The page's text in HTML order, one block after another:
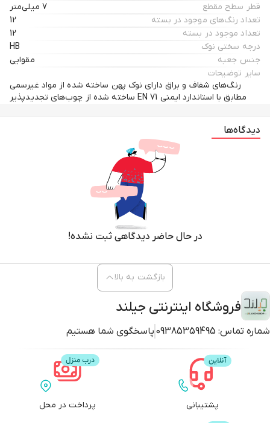
قطر سطح مقطع
7 میلی‌متر
تعداد رنگ‌های موجود در بسته
12
تعداد موجود در بسته
12
درجه سختی نوک
HB
جنس جعبه
مقوایی
سایر توضیحات
رنگ‌های شفاف و براق دارای نوک پهن ساخته شده از مواد غیرسمی
مطابق با استاندارد ایمنی EN 71 ساخته شده از چوب‌های تجدیدپذیر
دیدگاه‌ها
در حال حاضر دیدگاهی ثبت نشده!
فروشگاه اینترنتی جیلند
شماره تماس: 09385359495 پاسخگوی شما هستیم
بازگشت به بالا
پشتیبانی پرداخت در محل